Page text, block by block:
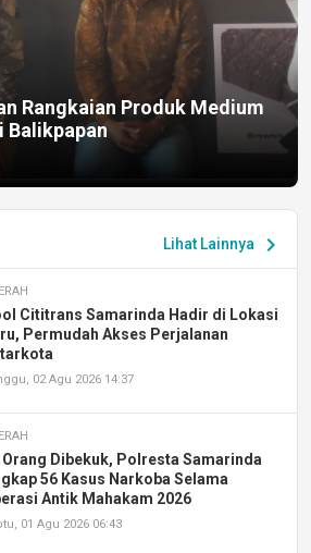
Rangkaian Produk Medium
Balikpapan
Lihat Lainnya chevron_right
Cititrans Samarinda Hadir di Lokasi
Permudah Akses Perjalanan
02 Agu 2026 14:37
Orang Dibekuk, Polresta Samarinda
56 Kasus Narkoba Selama
Antik Mahakam 2026
01 Agu 2026 06:43